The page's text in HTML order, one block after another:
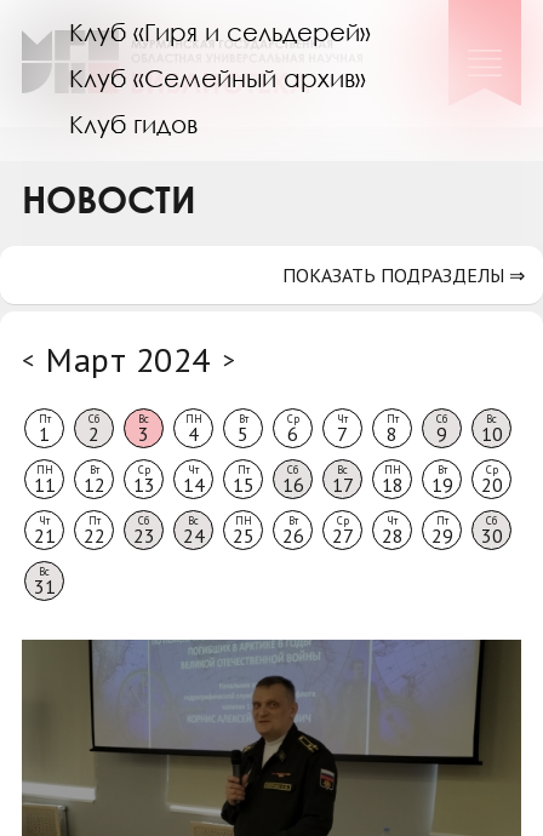
Клуб «Гиря и сельдерей»
Клуб «Семейный архив»
Клуб гидов
Коллегам
НОВОСТИ
< Март 2024 >
Пт
1
Сб
2
Вс
3
ПН
4
Вт
5
Ср
6
Чт
7
Пт
8
Сб
9
Вс
10
ПН
11
Вт
12
Ср
13
Чт
14
Пт
15
Сб
16
Вс
17
ПН
18
Вт
19
Ср
20
Чт
21
Пт
22
Сб
23
Вс
24
ПН
25
Вт
26
Ср
27
Чт
28
Пт
29
Сб
30
Вс
31
ПОКАЗАТЬ ПОДРАЗДЕЛЫ ⇒